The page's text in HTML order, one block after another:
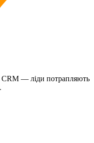
— ліди потрапляють